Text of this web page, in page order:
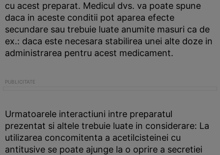
cu acest preparat. Medicul dvs. va poate spune
daca in aceste conditii pot aparea efecte
secundare sau trebuie luate anumite masuri ca de
ex.: daca este necesara stabilirea unei alte doze in
administrarea pentru acest medicament.
Urmatoarele interactiuni intre preparatul
prezentat si altele trebuie luate in considerare: La
utilizarea concomitenta a acetilcisteinei cu
antitusive se poate ajunge la o oprire a secretiei